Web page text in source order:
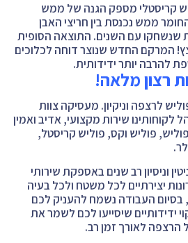
קריסטלי מספק הגנה של ממש
ממש נכנסת בין חריצי האבן
שנשחקו עם השנים. התוצאה הסופית
המרקם החדש שנוצר דוחה לכלוכים
להרבה יותר ידידותית.
רצון מלאה!
לרצפה וניקיון. מעסיקה צוות
לקוחותינו שירות מקצועי, אדיב ואמין
פוליש וקס, פוליש קריסטל,
וניסיון רב שנים באספקת שירותי
יצירתיים לכל משטח ולכל בעיה
בסיום העבודה נשמח להעניק לכם
ידידותיים שיסייעו לכם לשמר את
לאורך זמן רב.